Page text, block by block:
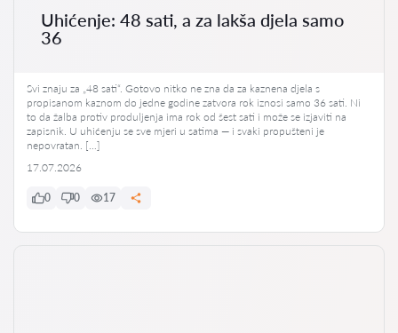
Uhićenje: 48 sati, a za lakša djela samo
36
Svi znaju za „48 sati“. Gotovo nitko ne zna da za kaznena djela s
propisanom kaznom do jedne godine zatvora rok iznosi samo 36 sati. Ni
to da žalba protiv produljenja ima rok od šest sati i može se izjaviti na
zapisnik. U uhićenju se sve mjeri u satima — i svaki propušteni je
nepovratan. […]
17.07.2026
0 0 17